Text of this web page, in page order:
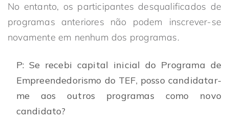
No entanto, os participantes desqualificados de
programas anteriores não podem inscrever-se
novamente em nenhum dos programas.
P: Se recebi capital inicial do Programa de
Empreendedorismo do TEF, posso candidatar-
me aos outros programas como novo
candidato?